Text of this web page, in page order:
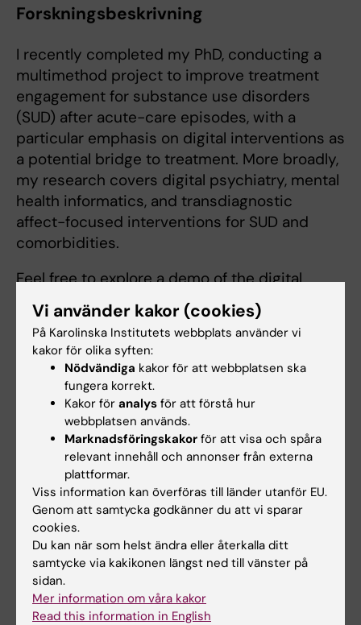
Forskningsbeskrivning
I recently completed my PhD, conducting a
multimethod project to improve treatment
engagement for substance use disorders
(SUD) after acute-care episodes, with a
particular emphasis on digital interventions as
a potential bridge to treatment. More broadly,
my research covers digital psychiatry, mental
health informatics, and transdiagnostic
affect-focused interventions for SUD and
comorbidities.
Feel free to explore a demo of the digital
aftercare guide,
The BRIDGE
, which I
programmed and co-developed together with
colleagues at the Centre for Dependency
Disorders.
Länkar:
Addiction eClinic
Alkoholhjälpen
Forskningsområden:
Psykiatri
Forskningsämnen:
Klinisk psykologi
Missbruksrelaterade sjukdomar
Är du Danilo Romero?
Redigera din profil
Vi använder kakor (cookies)
På Karolinska Institutets webbplats använder vi
kakor för olika syften:
Nödvändiga kakor för att webbplatsen ska
fungera korrekt.
Kakor för analys för att förstå hur
webbplatsen används.
Marknadsföringskakor för att visa och spåra
relevant innehåll och annonser från externa
plattformar.
Viss information kan överföras till länder utanför EU.
Genom att samtycka godkänner du att vi sparar
cookies.
Du kan när som helst ändra eller återkalla ditt
samtycke via kakikonen längst ned till vänster på
sidan.
Mer information om våra kakor
Read this information in English